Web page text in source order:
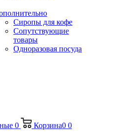
Сиропы для кофе
Сопутствующие
товары
Одноразовая посуда
0 Корзина0 0